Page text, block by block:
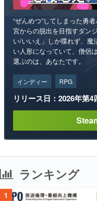
“ぜんめつ”してしまった勇
宮からの脱出を目指すダン
い/いいえ」しか喋れず、魔
い人形になっていて、僧侶
選ぶのは、あなたです。
インディー RPG
リリース日：2026年第4
ランキング
1